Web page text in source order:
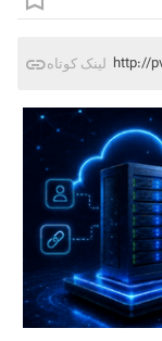
لینک کوتاه http://